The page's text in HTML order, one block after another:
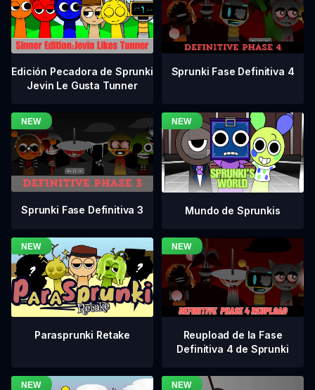
Edición Pecadora de Sprunki
Jevin Le Gusta Tunner
Sprunki Fase Definitiva 4
Sprunki Fase Definitiva 3 Mundo de Sprunkis
Parasprunki Retake
Reupload de la Fase
Definitiva 4 de Sprunki